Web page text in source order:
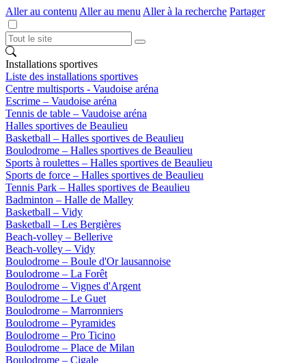
Aller au contenu Aller au menu Aller à la recherche Partager
Installations sportives
Liste des installations sportives
Centre multisports - Vaudoise aréna
Escrime – Vaudoise aréna
Tennis de table – Vaudoise aréna
Halles sportives de Beaulieu
Basketball – Halles sportives de Beaulieu
Boulodrome – Halles sportives de Beaulieu
Sports à roulettes – Halles sportives de Beaulieu
Sports de force – Halles sportives de Beaulieu
Tennis Park – Halles sportives de Beaulieu
Badminton – Halle de Malley
Basketball – Vidy
Basketball – Les Bergières
Beach-volley – Bellerive
Beach-volley – Vidy
Boulodrome – Boule d'Or lausannoise
Boulodrome – La Forêt
Boulodrome – Vignes d'Argent
Boulodrome – Le Guet
Boulodrome – Marronniers
Boulodrome – Pyramides
Boulodrome – Pro Ticino
Boulodrome – Place de Milan
Boulodrome – Cigale